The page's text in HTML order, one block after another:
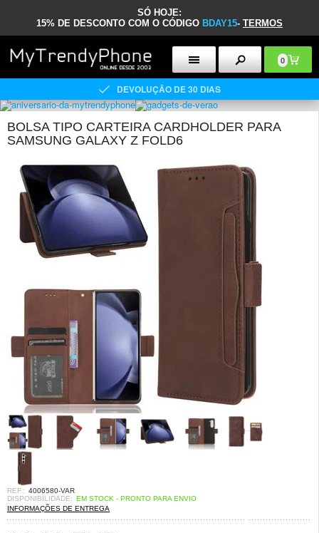
SÓ HOJE:
15% DE DESCONTO COM O CÓDIGO BDAY15- TERMOS
0
DEVOLUÇÃO DE 30 DIAS
BOLSA TIPO CARTEIRA CARDHOLDER PARA
SAMSUNG GALAXY Z FOLD6
REF.: 4006580-VAR
DISPONIBILIDADE: EM STOCK - PRONTO PARA ENVIO
INFORMAÇÕES DE ENTREGA